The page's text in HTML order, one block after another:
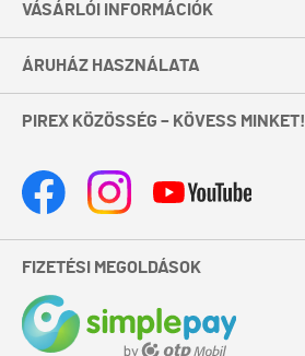
VÁSÁRLÓI INFORMÁCIÓK
ÁRUHÁZ HASZNÁLATA
PIREX KÖZÖSSÉG – KÖVESS MINKET!
FIZETÉSI MEGOLDÁSOK